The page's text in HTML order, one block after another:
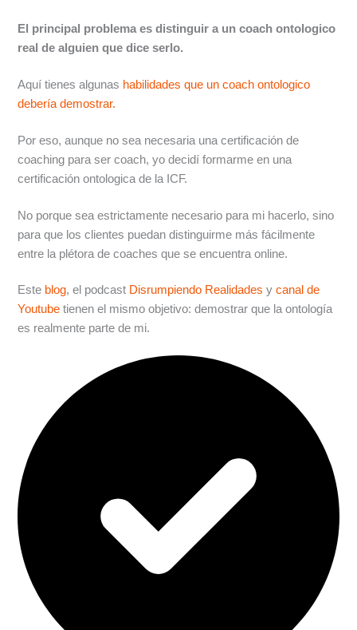
El principal problema es distinguir a un coach ontologico
real de alguien que dice serlo.
Aquí tienes algunas habilidades que un coach ontologico
debería demostrar.
Por eso, aunque no sea necesaria una certificación de
coaching para ser coach, yo decidí formarme en una
certificación ontologica de la ICF.
No porque sea estrictamente necesario para mi hacerlo, sino
para que los clientes puedan distinguirme más fácilmente
entre la plétora de coaches que se encuentra online.
Este blog, el podcast Disrumpiendo Realidades ycanal de
Youtube tienen el mismo objetivo: demostrar que la ontología
es realmente parte de mi.